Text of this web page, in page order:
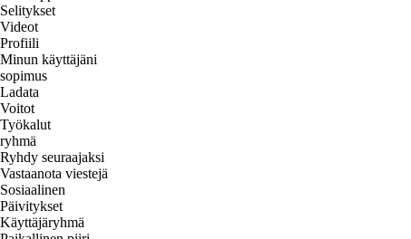
Selitykset
Videot
Profiili
Minun käyttäjäni
sopimus
Ladata
Voitot
Työkalut
ryhmä
Ryhdy seuraajaksi
Vastaanota viestejä
Sosiaalinen
Päivitykset
Käyttäjäryhmä